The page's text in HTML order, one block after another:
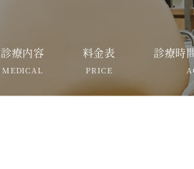
診療内容
MEDICAL
料金表
PRICE
診療時